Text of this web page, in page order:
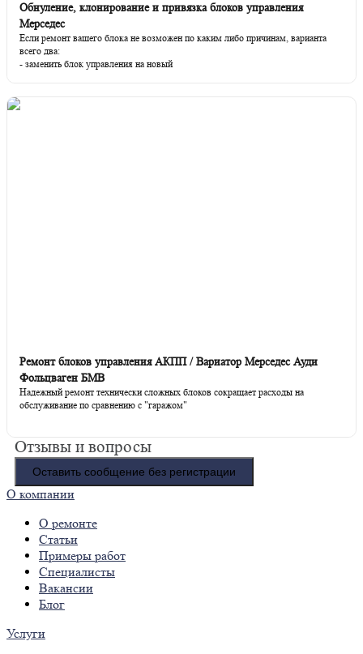
Обнуление, клонирование и привязка блоков управления
Мерседес
Если ремонт вашего блока не возможен по каким либо причинам, варианта
всего два:
- заменить блок управления на новый
Ремонт блоков управления АКПП / Вариатор Мерседес Ауди
Фольцваген БМВ
Надежный ремонт технически сложных блоков сокращает расходы на
обслуживание по сравнению с "гаражом"
Отзывы и вопросы
Оставить сообщение без регистрации
О компании
О ремонте
Статьи
Примеры работ
Специалисты
Вакансии
Блог
Услуги